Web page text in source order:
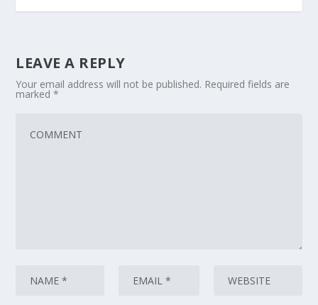
LEAVE A REPLY
Your email address will not be published. Required fields are
marked*